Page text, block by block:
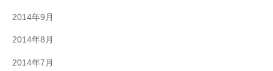
2014年9月
2014年8月
2014年7月